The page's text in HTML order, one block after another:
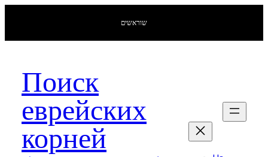
שוראשים
Поиск
еврейских
корней